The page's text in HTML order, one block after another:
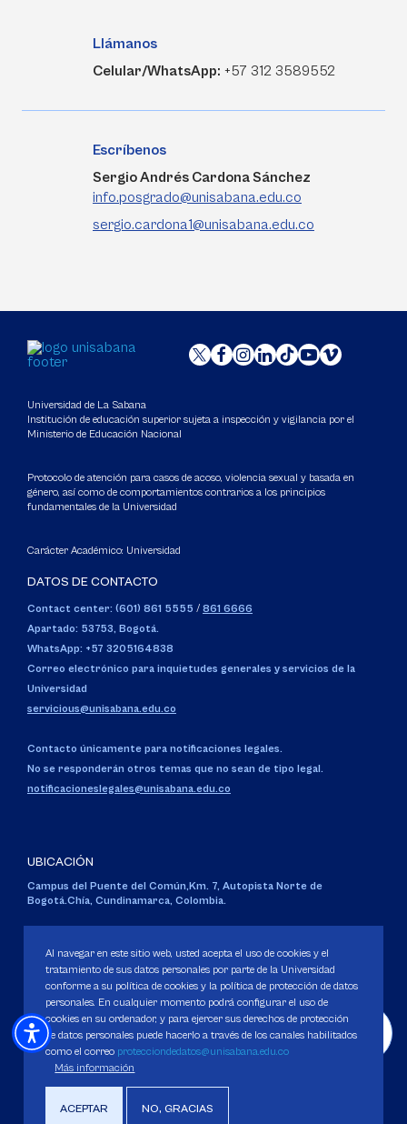
Llámanos
Celular/WhatsApp: +57 312 3589552
Escríbenos
Sergio Andrés Cardona Sánchez
info.posgrado@unisabana.edu.co
sergio.cardona1@unisabana.edu.co
Universidad de La Sabana
Institución de educación superior sujeta a inspección y vigilancia por el
Ministerio de Educación Nacional
Protocolo de atención para casos de acoso, violencia sexual y basada en
género, así como de comportamientos contrarios a los principios
fundamentales de la Universidad
Carácter Académico: Universidad
DATOS DE CONTACTO
Contact center: (601) 861 5555 / 861 6666
Apartado: 53753, Bogotá.
WhatsApp: +57 3205164838
Correo electrónico para inquietudes generales y servicios de la
Universidad
servicious@unisabana.edu.co
Contacto únicamente para notificaciones legales.
No se responderán otros temas que no sean de tipo legal.
notificacioneslegales@unisabana.edu.co
UBICACIÓN
Campus del Puente del Común,Km. 7, Autopista Norte de
Bogotá.Chía, Cundinamarca, Colombia.
Personería Jurídica:Resolución 130 del 14 de enero de 1980.
Ministerio de Educación Nacional.
Política de Protección de datos
Derechos Pecuniarios
Al navegar en este sitio web, usted acepta el uso de cookies y el
tratamiento de sus datos personales por parte de la Universidad
conforme a su política de cookies y la política de protección de datos
personales. En cualquier momento podrá configurar el uso de
cookies en su ordenador, y para ejercer sus derechos de protección
de datos personales puede hacerlo a través de los canales habilitados
como el correo protecciondedatos@unisabana.edu.co
Más información
ACEPTAR NO, GRACIAS